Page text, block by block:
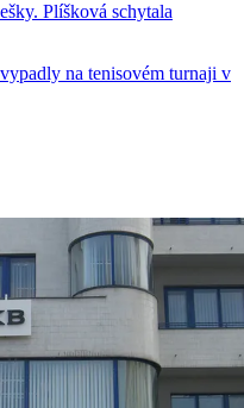
Plíšková schytala
na tenisovém turnaji v